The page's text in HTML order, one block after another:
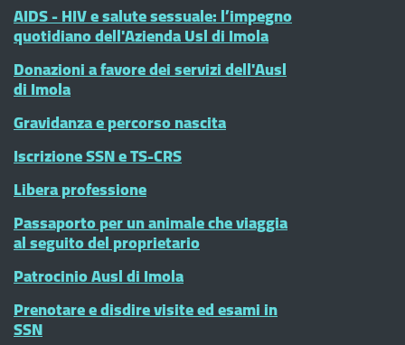
AIDS - HIV e salute sessuale: l’impegno
quotidiano dell'Azienda Usl di Imola
Donazioni a favore dei servizi dell'Ausl
di Imola
Gravidanza e percorso nascita
Iscrizione SSN e TS-CRS
Libera professione
Passaporto per un animale che viaggia
al seguito del proprietario
Patrocinio Ausl di Imola
Prenotare e disdire visite ed esami in
SSN